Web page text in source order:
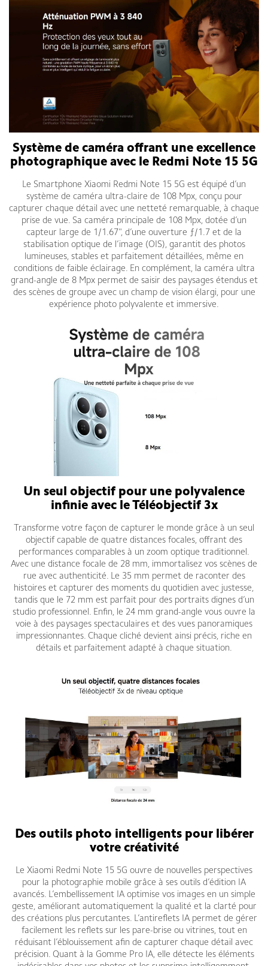
Système de caméra offrant une excellence
photographique avec le Redmi Note 15 5G
Le Smartphone Xiaomi Redmi Note 15 5G est équipé d’un
système de caméra ultra-claire de 108 Mpx, conçu pour
capturer chaque détail avec une netteté remarquable, à chaque
prise de vue. Sa caméra principale de 108 Mpx, dotée d’un
capteur large de 1/1.67", d’une ouverture ƒ/1.7 et de la
stabilisation optique de l’image (OIS), garantit des photos
lumineuses, stables et parfaitement détaillées, même en
conditions de faible éclairage. En complément, la caméra ultra
grand-angle de 8 Mpx permet de saisir des paysages étendus et
des scènes de groupe avec un champ de vision élargi, pour une
expérience photo polyvalente et immersive.
Un seul objectif pour une polyvalence
infinie avec le Téléobjectif 3x
Transforme votre façon de capturer le monde grâce à un seul
objectif capable de quatre distances focales, offrant des
performances comparables à un zoom optique traditionnel.
Avec une distance focale de 28 mm, immortalisez vos scènes de
rue avec authenticité. Le 35 mm permet de raconter des
histoires et capturer des moments du quotidien avec justesse,
tandis que le 72 mm est parfait pour des portraits dignes d’un
studio professionnel. Enfin, le 24 mm grand-angle vous ouvre la
voie à des paysages spectaculaires et des vues panoramiques
impressionnantes. Chaque cliché devient ainsi précis, riche en
détails et parfaitement adapté à chaque situation.
Des outils photo intelligents pour libérer
votre créativité
Le Xiaomi Redmi Note 15 5G ouvre de nouvelles perspectives
pour la photographie mobile grâce à ses outils d’édition IA
avancés. L’embellissement IA optimise vos images en un simple
geste, améliorant automatiquement la qualité et la clarté pour
des créations plus percutantes. L’antireflets IA permet de gérer
facilement les reflets sur les pare-brise ou vitrines, tout en
réduisant l’éblouissement afin de capturer chaque détail avec
précision. Quant à la Gomme Pro IA, elle détecte les éléments